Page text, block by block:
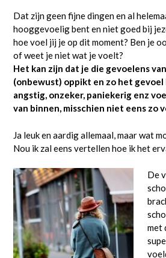
Dat zijn geen fijne dingen en al
hooggevoelig bent en niet goed bij
hoe voel jij je op dit moment? Ben je
of weet je niet wat je voelt?
Het kan zijn dat je die gevoelens
(onbewust) oppikt en zo het gevoel
angstig, onzeker, paniekerig enz
van binnen, misschien niet eens zo
Ja leuk en aardig allemaal, maar wat
Nou ik zal eens vertellen hoe ik het
De
met